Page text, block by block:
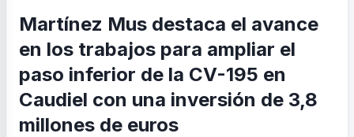
Martínez Mus destaca el avance
en los trabajos para ampliar el
paso inferior de la CV-195 en
Caudiel con una inversión de 3,8
millones de euros